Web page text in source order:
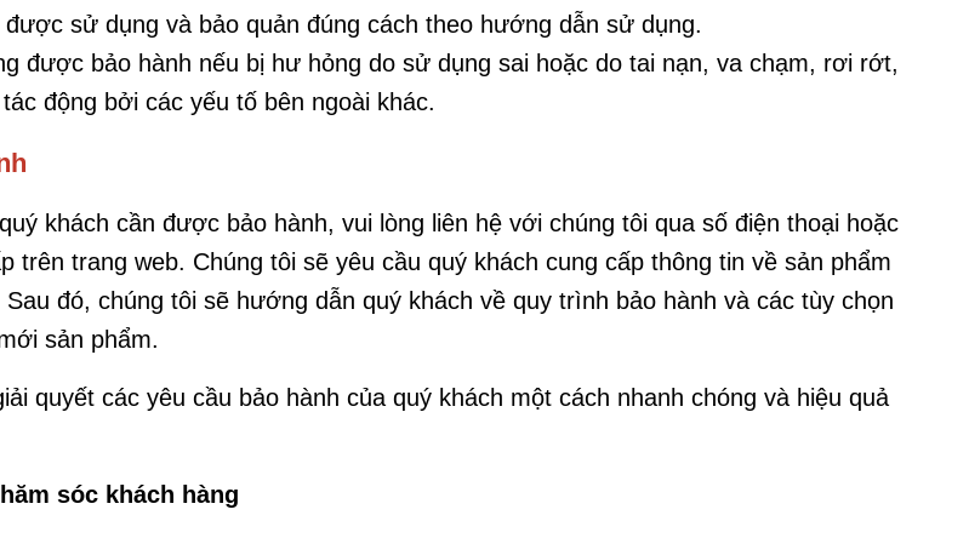
được sử dụng và bảo quản đúng cách theo hướng dẫn sử dụng.
được bảo hành nếu bị hư hỏng do sử dụng sai hoặc do tai nạn, va chạm, rơi rớt,
động bởi các yếu tố bên ngoài khác.
khách cần được bảo hành, vui lòng liên hệ với chúng tôi qua số điện thoại hoặc
trên trang web. Chúng tôi sẽ yêu cầu quý khách cung cấp thông tin về sản phẩm
đó, chúng tôi sẽ hướng dẫn quý khách về quy trình bảo hành và các tùy chọn
sản phẩm.
quyết các yêu cầu bảo hành của quý khách một cách nhanh chóng và hiệu quả
sóc khách hàng